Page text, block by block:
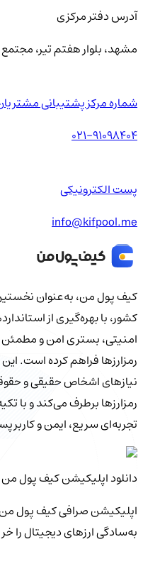
آدرس دفتر مرکزی
مشهد، بلوار هفتم تیر، مجتمع
شماره مرکز پشتیبانی مشتریان
021-91098404
پست الکترونیکی
info@kifpool.me
کیف‌ پول من، به‌عنوان
کشور، با بهره‌گیری از
امنیتی، بستری امن و مطمئن
رمزارزها فراهم کرده است.
نیازهای اشخاص حقیقی و
رمزارزها برطرف می‌کند و با
تجربه‌ای سریع، ایمن و
دانلود اپلیکیشن کیف‌ پول من
اپلیکیشن صرافی کیف پول من
به‌سادگی ارزهای دیجیتال را